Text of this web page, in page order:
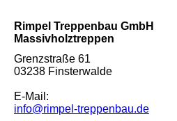
Rimpel Treppenbau GmbH
Massivholztreppen
Grenzstraße 61
03238 Finsterwalde
E-Mail:
info@rimpel-treppenbau.de